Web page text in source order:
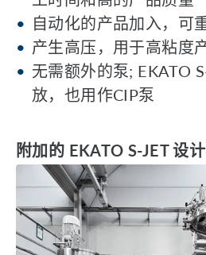
自动化的产品加入，可
产生高压，用于高粘度
无需额外的泵; EKATO
放，也用作CIP泵
附加的 EKATO S-JET 设